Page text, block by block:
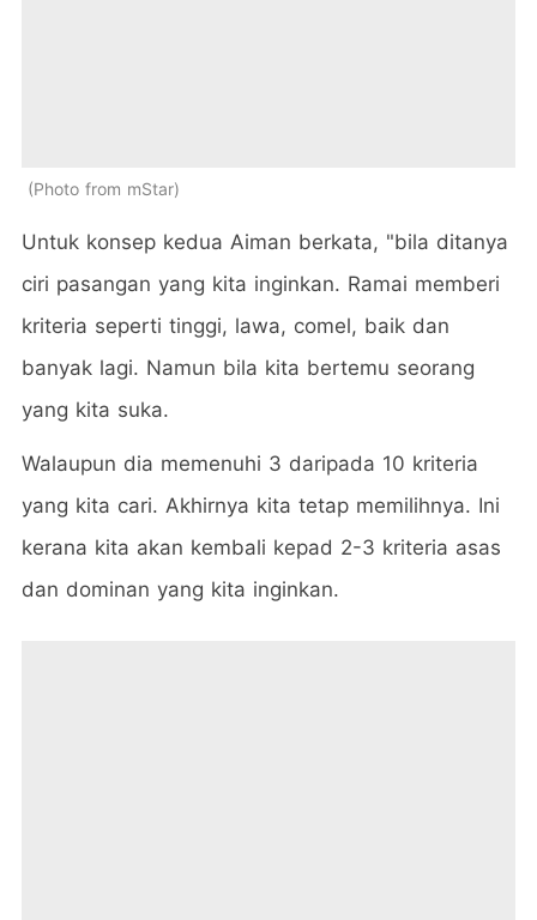
Photo from mStar
Untuk konsep kedua Aiman berkata, "bila ditanya
ciri pasangan yang kita inginkan. Ramai memberi
kriteria seperti tinggi, lawa, comel, baik dan
banyak lagi. Namun bila kita bertemu seorang
yang kita suka.
Walaupun dia memenuhi 3 daripada 10 kriteria
yang kita cari. Akhirnya kita tetap memilihnya. Ini
kerana kita akan kembali kepad 2-3 kriteria asas
dan dominan yang kita inginkan.